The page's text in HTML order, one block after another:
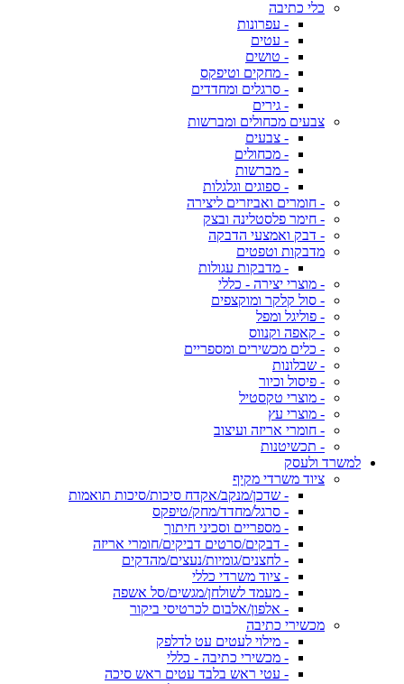
כלי כתיבה
- עפרונות
- עטים
- טושים
- מחקים וטיפקס
- סרגלים ומחדדים
- גירים
צבעים מכחולים ומברשות
- צבעים
- מכחולים
- מברשות
- ספוגים וגלגלות
- חומרים ואביזרים ליצירה
- חימר פלסטלינה ובצק
- דבק ואמצעי הדבקה
מדבקות וטפטים
- מדבקות עגולות
- מוצרי יצירה - כללי
- סול קלקר ומוקצפים
- פוליגל ומפל
- קאפה וקנווס
- כלים מכשירים ומספריים
- שבלונות
- פיסול וכיור
- מוצרי טקסטיל
- מוצרי עץ
- חומרי אריזה ועיצוב
- תכשיטנות
למשרד ולעסק
ציוד משרדי מקיף
- שדכן/מנקב/אקדח סיכות/סיכות תואמות
- סרגל/מחדד/מחק/טיפקס
- מספריים וסכיני חיתוך
- דבקים/סרטים דביקים/חומרי אריזה
- לחצנים/גומיות/נעצים/מהדקים
- ציוד משרדי כללי
- מעמד לשולחן/מגשים/סל אשפה
- אלפון/אלבום לכרטיסי ביקור
מכשירי כתיבה
- מילוי לעטים עט לדלפק
- מכשירי כתיבה - כללי
- עטי ראש בלבד עטים ראש סיכה